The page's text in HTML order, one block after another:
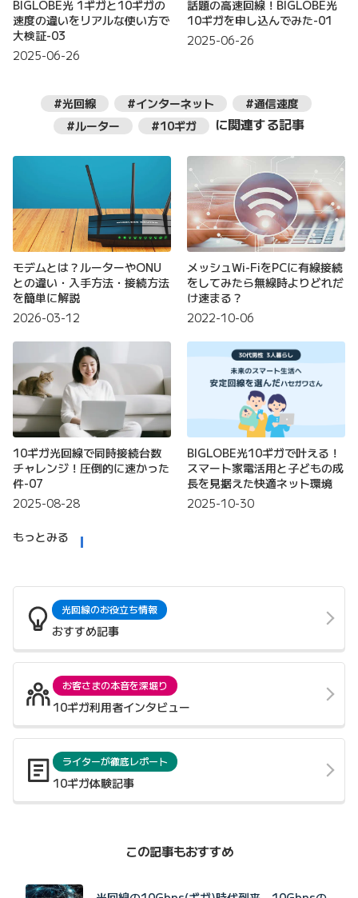
BIGLOBE光 1ギガと10ギガの
速度の違いをリアルな使い方で
大検証-03
2025-06-26
話題の高速回線！BIGLOBE光
10ギガを申し込んでみた-01
2025-06-26
#光回線 #インターネット
#通信速度
#ルーター
#10ギガ に関連する記事
モデムとは？ルーターやONU
との違い・入手方法・接続方法
を簡単に解説
2026-03-12
メッシュWi-FiをPCに有線接続
をしてみたら無線時よりどれだ
け速まる？
2022-10-06
10ギガ光回線で同時接続台数
チャレンジ！圧倒的に速かった
件-07
2025-08-28
BIGLOBE光10ギガで叶える！
スマート家電活用と子どもの成
長を見据えた快適ネット環境
2025-10-30
もっとみる
光回線のお役立ち情報
おすすめ記事
お客さまの本音を深堀り
10ギガ利用者インタビュー
ライターが徹底レポート
10ギガ体験記事
この記事もおすすめ